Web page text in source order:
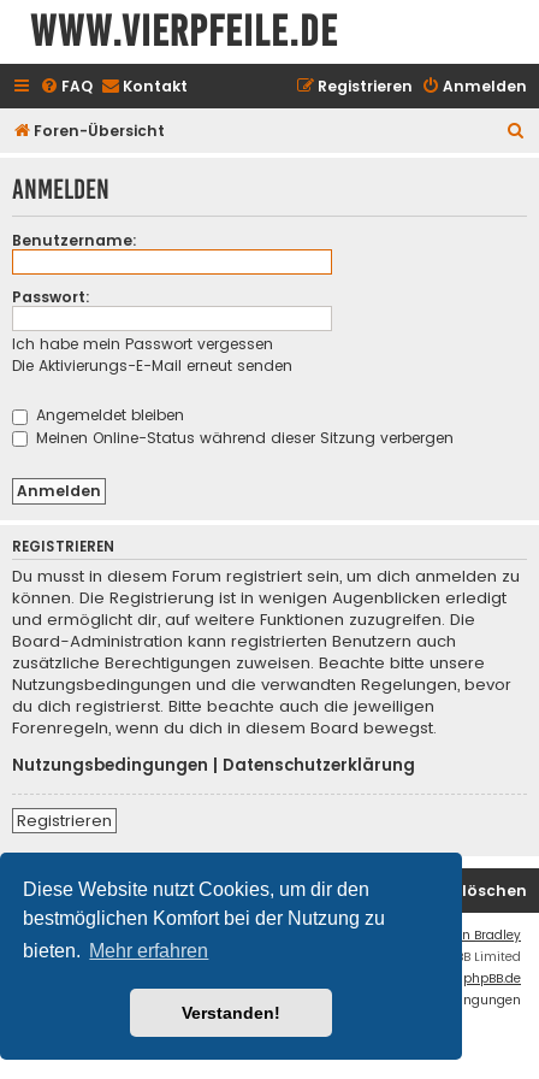
Diese Website nutzt Cookies, um dir den
bestmöglichen Komfort bei der Nutzung zu
bieten. Mehr erfahren
Verstanden!
www.vierpfeile.de
FAQ Kontakt Anmelden
Registrieren
Foren-Übersicht
h
Anmelden
Benutzername:
Passwort:
Ich habe mein Passwort vergessen
Die Aktivierungs-E-Mail erneut senden
Angemeldet bleiben
Meinen Online-Status während dieser Sitzung verbergen
REGISTRIEREN
Du musst in diesem Forum registriert sein, um dich anmelden zu
können. Die Registrierung ist in wenigen Augenblicken erledigt
und ermöglicht dir, auf weitere Funktionen zuzugreifen. Die
Board-Administration kann registrierten Benutzern auch
zusätzliche Berechtigungen zuweisen. Beachte bitte unsere
Nutzungsbedingungen und die verwandten Regelungen, bevor
du dich registrierst. Bitte beachte auch die jeweiligen
Forenregeln, wenn du dich in diesem Board bewegst.
Nutzungsbedingungen
Datenschutzerklärung
Registrieren
Foren-Übersicht Alle Cookies löschen
Kontakt
Ian Bradley
Powered by
® Forum Software © phpBB Limited
phpBB.de
Nutzungsbedingungen